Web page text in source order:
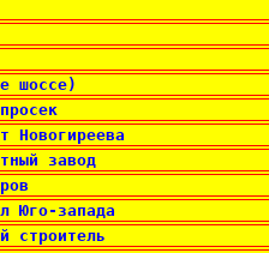
шоссе)
Новогиреева
завод
Юго-запада
строитель